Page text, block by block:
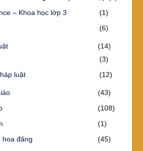
– Khoa học lớp 3
(1)
(6)
(14)
(3)
luật
(12)
(43)
(108)
(1)
hoa đăng
(45)